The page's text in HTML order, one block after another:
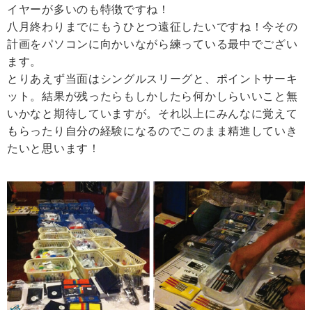
イヤーが多いのも特徴ですね！
八月終わりまでにもうひとつ遠征したいですね！今その
計画をパソコンに向かいながら練っている最中でござい
ます。
とりあえず当面はシングルスリーグと、ポイントサーキ
ット。結果が残ったらもしかしたら何かしらいいこと無
いかなと期待していますが。それ以上にみんなに覚えて
もらったり自分の経験になるのでこのまま精進していき
たいと思います！